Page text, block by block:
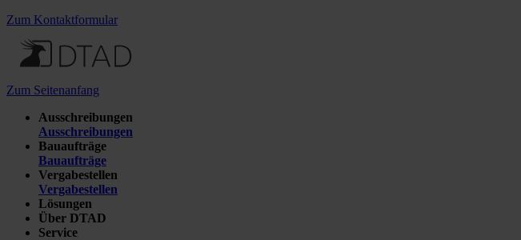
Zum Kontaktformular
Zum Seitenanfang
Ausschreibungen
Ausschreibungen
Bauaufträge
Bauaufträge
Vergabestellen
Vergabestellen
Lösungen
Über DTAD
Service